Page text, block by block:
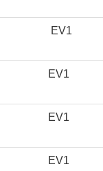
EV1
EV1
EV1
EV1